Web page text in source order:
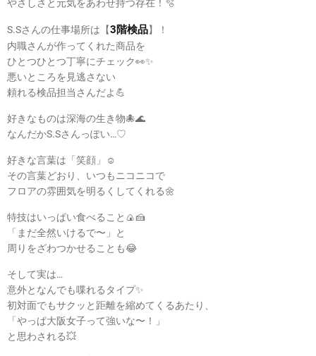
やさしさと元気をあわせ持つ存在！🫧
S.Sさんの仕事場所は【3階検品】！
内職さんが作ってくれた商品を
ひとつひとつ丁寧にチェック👀✨
悪いところを見逃さない
頼れる検品担当さんだよ💪
好きなものは深海の生き物🐙🌊
なんだかS.Sさんっぽい…♡
好きな言葉は「笑顔」☺️
その言葉どおり、いつもニコニコで
フロアの雰囲気を明るくしてくれる🌼
特技はいっぱい食べること🍙🍰
「まだ全然いけるで〜」と
周りをざわつかせることも😂
そして実は…
意外となんでも喋れるタイプ✨
初対面でもサクッと距離を縮めてくるあたり、
「やっぱ大阪女子って強いな〜！」
と思わされる💥